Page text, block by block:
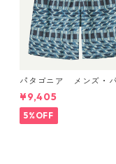
パタゴニア メンズ・
ズ・ロング ７インチ
ng Stripe: Still Blue 58035 P
atagonia Men's
ongs - 7" 日本正規品
¥9,405
5%OFF